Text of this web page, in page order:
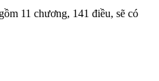
11 chương, 141 điều, sẽ có